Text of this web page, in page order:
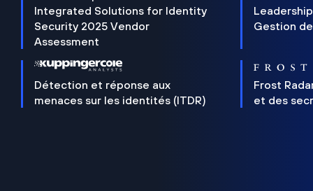
Integrated Solutions for Identity
Security 2025 Vendor
Assessment
Gestion
Détection et réponse aux
menaces sur les identités (ITDR)
Frost
et des